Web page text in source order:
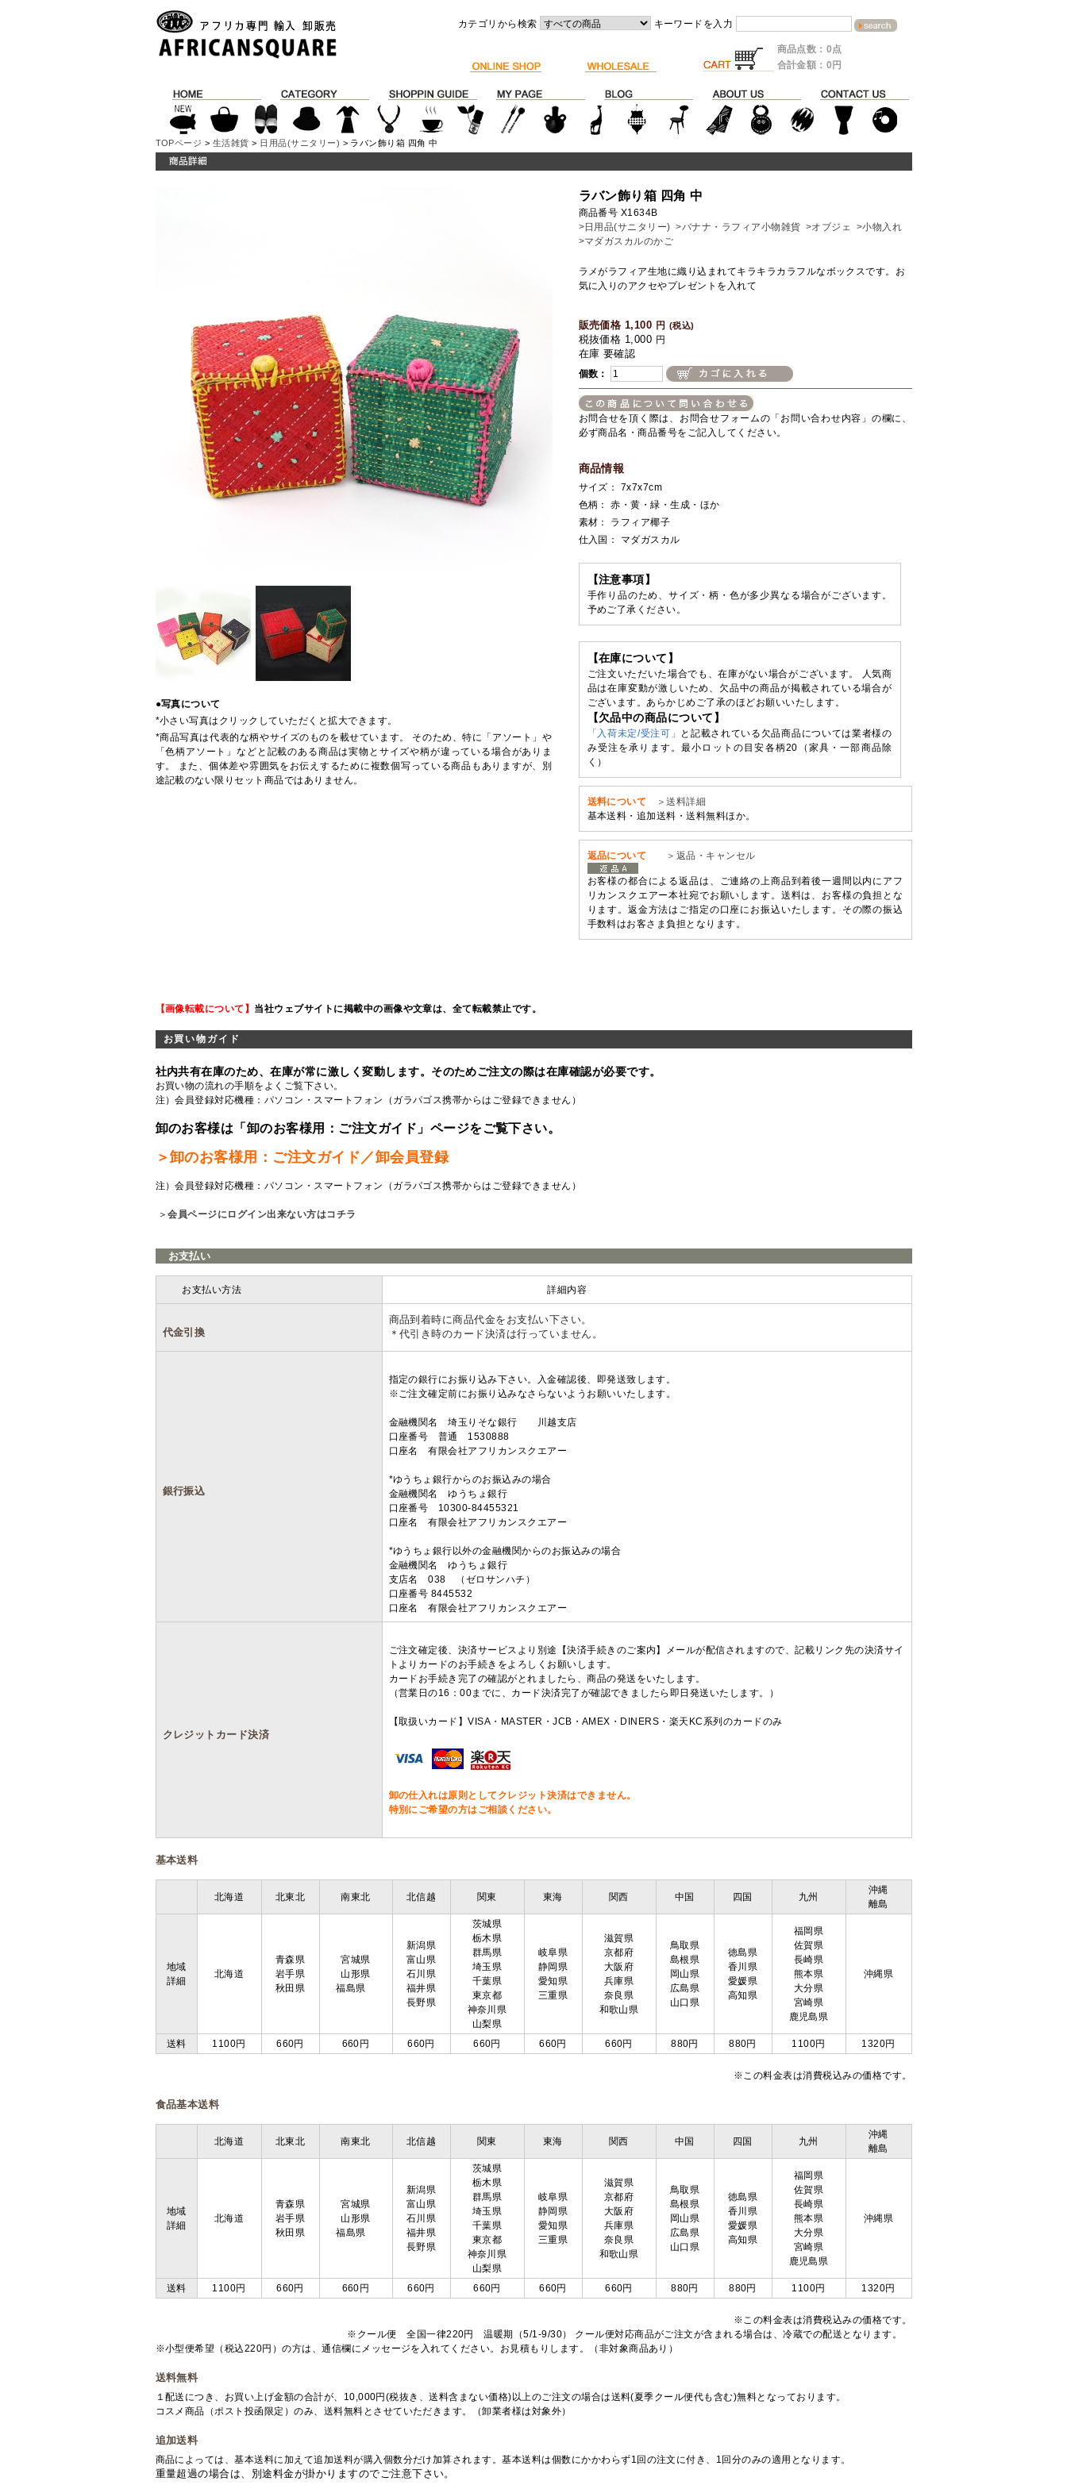
カテゴリから検索 キーワードを入力
商品点数：0点
合計金額：0円
TOPページ > 生活雑貨 > 日用品(サニタリー) > ラバン飾り箱 四角 中
●写真について
*小さい写真はクリックしていただくと拡大できます。
*商品写真は代表的な柄やサイズのものを載せています。 そのため、特に「アソート」や
「色柄アソート」などと記載のある商品は実物とサイズや柄が違っている場合がありま
す。 また、個体差や雰囲気をお伝えするために複数個写っている商品もありますが、別
途記載のない限りセット商品ではありません。
ラバン飾り箱 四角 中
商品番号 X1634B
>日用品(サニタリー) >バナナ・ラフィア小物雑貨 >オブジェ >小物入れ
>マダガスカルのかご
ラメがラフィア生地に織り込まれてキラキラカラフルなボックスです。お
気に入りのアクセやプレゼントを入れて
販売価格 1,100 円 (税込)
税抜価格 1,000 円
在庫 要確認
個数：
お問合せを頂く際は、お問合せフォームの「お問い合わせ内容」の欄に、
必ず商品名・商品番号をご記入してください。
商品情報
サイズ： 7x7x7cm
色柄： 赤・黄・緑・生成・ほか
素材： ラフィア椰子
仕入国： マダガスカル
【注意事項】
手作り品のため、サイズ・柄・色が多少異なる場合がございます。
予めご了承ください。
【在庫について】
ご注文いただいた場合でも、在庫がない場合がございます。 人気商
品は在庫変動が激しいため、欠品中の商品が掲載されている場合が
ございます。あらかじめご了承のほどお願いいたします。
【欠品中の商品について】
「入荷未定/受注可」
と記載されている欠品商品については業者様の
み受注を承ります。最小ロットの目安各柄20（家具・一部商品除
く）
送料について
＞送料詳細
基本送料・追加送料・送料無料ほか。
返品について ＞返品・キャンセル
お客様の都合による返品は、ご連絡の上商品到着後一週間以内にアフ
リカンスクエアー本社宛でお願いします。送料は、お客様の負担とな
ります。返金方法はご指定の口座にお振込いたします。その際の振込
手数料はお客さま負担となります。
【画像転載について】 当社ウェブサイトに掲載中の画像や文章は、全て転載禁止です。
お買い物ガイド
社内共有在庫のため、在庫が常に激しく変動します。そのためご注文の際は在庫確認が必要です。
お買い物の流れの手順をよくご覧下さい。
注）会員登録対応機種：パソコン・スマートフォン（ガラパゴス携帯からはご登録できません）
卸のお客様は「卸のお客様用：ご注文ガイド」ページをご覧下さい。
＞卸のお客様用：ご注文ガイド／卸会員登録
注）会員登録対応機種：パソコン・スマートフォン（ガラパゴス携帯からはご登録できません）
＞会員ページにログイン出来ない方はコチラ
お支払い
お支払い方法 詳細内容
代金引換
商品到着時に商品代金をお支払い下さい。
＊代引き時のカード決済は行っていません。
銀行振込
指定の銀行にお振り込み下さい。入金確認後、即発送致します。
※ご注文確定前にお振り込みなさらないようお願いいたします。
金融機関名 埼玉りそな銀行 川越支店
口座番号 普通 1530888
口座名 有限会社アフリカンスクエアー
*ゆうちょ銀行からのお振込みの場合
金融機関名 ゆうちょ銀行
口座番号 10300-84455321
口座名 有限会社アフリカンスクエアー
*ゆうちょ銀行以外の金融機関からのお振込みの場合
金融機関名 ゆうちょ銀行
支店名 038 （ゼロサンハチ）
口座番号 8445532
口座名 有限会社アフリカンスクエアー
クレジットカード決済
ご注文確定後、決済サービスより別途【決済手続きのご案内】メールが配信されますので、記載リンク先の決済サイ
トよりカードのお手続きをよろしくお願いします。
カードお手続き完了の確認がとれましたら、商品の発送をいたします。
（営業日の16：00までに、カード決済完了が確認できましたら即日発送いたします。）
【取扱いカード】VISA・MASTER・JCB・AMEX・DINERS・楽天KC系列のカードのみ
卸の仕入れは原則としてクレジット決済はできません。
特別にご希望の方はご相談ください。
基本送料
北海道 北東北 南東北 北信越 関東 東海 関西 中国 四国 九州
沖縄
離島
地域
詳細
北海道
青森県
岩手県
秋田県
宮城県
山形県
福島県
新潟県
富山県
石川県
福井県
長野県
茨城県
栃木県
群馬県
埼玉県
千葉県
東京都
神奈川県
山梨県
岐阜県
静岡県
愛知県
三重県
滋賀県
京都府
大阪府
兵庫県
奈良県
和歌山県
鳥取県
島根県
岡山県
広島県
山口県
徳島県
香川県
愛媛県
高知県
福岡県
佐賀県
長崎県
熊本県
大分県
宮崎県
鹿児島県
沖縄県
送料 1100円 660円 660円 660円 660円 660円 660円 880円 880円 1100円 1320円
※この料金表は消費税込みの価格です。
食品基本送料
北海道 北東北 南東北 北信越 関東 東海 関西 中国 四国 九州
沖縄
離島
地域
詳細
北海道
青森県
岩手県
秋田県
宮城県
山形県
福島県
新潟県
富山県
石川県
福井県
長野県
茨城県
栃木県
群馬県
埼玉県
千葉県
東京都
神奈川県
山梨県
岐阜県
静岡県
愛知県
三重県
滋賀県
京都府
大阪府
兵庫県
奈良県
和歌山県
鳥取県
島根県
岡山県
広島県
山口県
徳島県
香川県
愛媛県
高知県
福岡県
佐賀県
長崎県
熊本県
大分県
宮崎県
鹿児島県
沖縄県
送料 1100円 660円 660円 660円 660円 660円 660円 880円 880円 1100円 1320円
※この料金表は消費税込みの価格です。
※クール便 全国一律220円 温暖期（5/1-9/30） クール便対応商品がご注文が含まれる場合は、冷蔵での配送となります。
※小型便希望（税込220円）の方は、通信欄にメッセージを入れてください。お見積もりします。（非対象商品あり）
送料無料
１配送につき、お買い上げ金額の合計が、10,000円(税抜き、送料含まない価格)以上のご注文の場合は送料(夏季クール便代も含む)無料となっております。
コスメ商品（ポスト投函限定）のみ、送料無料とさせていただきます。（卸業者様は対象外）
追加送料
商品によっては、基本送料に加えて追加送料が購入個数分だけ加算されます。基本送料は個数にかかわらず1回の注文に付き、1回分のみの適用となります。
重量超過の場合は、別途料金が掛かりますのでご注意下さい。